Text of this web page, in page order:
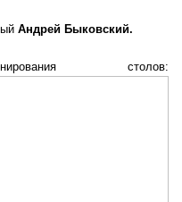
Андрей Быковский.
столов: